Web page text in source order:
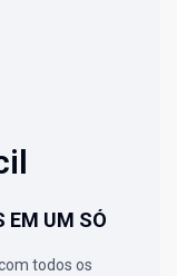
EM UM SÓ
todos os